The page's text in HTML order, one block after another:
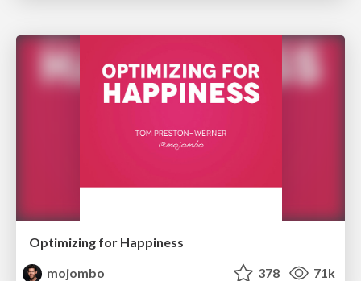
Optimizing for Happiness
mojombo
378 71k